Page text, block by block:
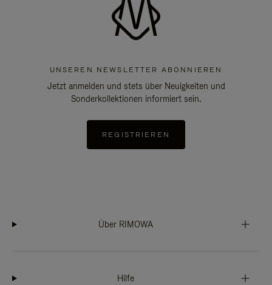
UNSEREN NEWSLETTER ABONNIEREN
Jetzt anmelden und stets über Neuigkeiten und
Sonderkollektionen informiert sein.
REGISTRIEREN
Über RIMOWA
Hilfe